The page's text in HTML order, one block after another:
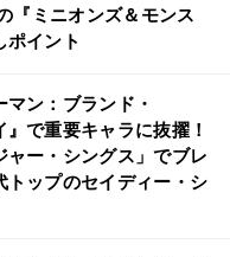
『ミニオンズ＆モンス
ポイント
マン：ブランド・
』で重要キャラに抜擢！
ャー・シングス」でブレ
トップのセイディー・シ